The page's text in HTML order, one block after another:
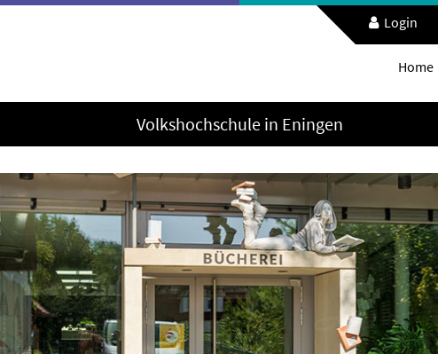
Login
Home
Volkshochschule in Eningen